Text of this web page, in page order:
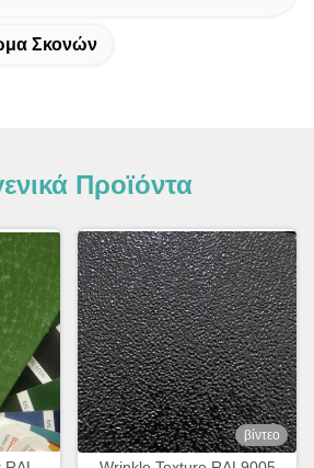
Σκονών
Προϊόντα
βίντεο